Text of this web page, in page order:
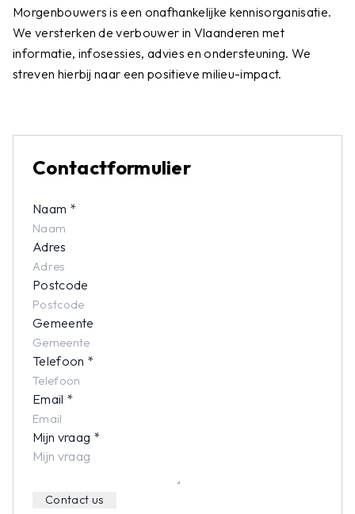
Morgenbouwers is een onafhankelijke kennisorganisatie.
We versterken de verbouwer in Vlaanderen met
informatie, infosessies, advies en ondersteuning. We
streven hierbij naar een positieve milieu-impact.
Contactformulier
Naam *
Adres
Postcode
Gemeente
Telefoon *
Email *
Mijn vraag *
Contact us